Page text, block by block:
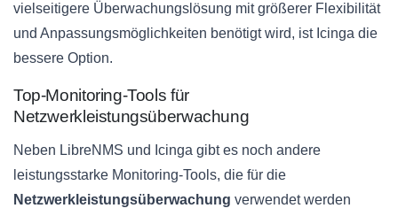
vielseitigere Überwachungslösung mit größerer Flexibilität
und Anpassungsmöglichkeiten benötigt wird, ist Icinga die
bessere Option.
Top-Monitoring-Tools für
Netzwerkleistungsüberwachung
Neben LibreNMS und Icinga gibt es noch andere
leistungsstarke Monitoring-Tools, die für die
Netzwerkleistungsüberwachung verwendet werden